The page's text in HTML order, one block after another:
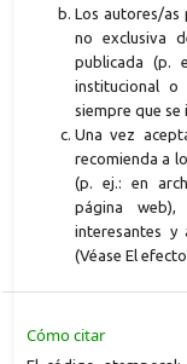
Los autores/as
no exclusiva
publicada (p.
institucional o
siempre que se
Una vez
recomienda a
(p. ej.: en
página
interesantes y
(Véase El
Cómo citar